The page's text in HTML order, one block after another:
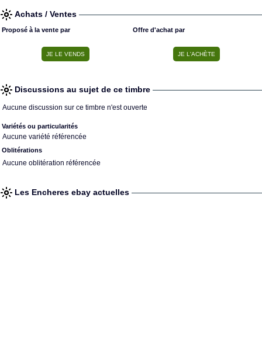
Achats / Ventes
Proposé à la vente par Offre d'achat par
Discussions au sujet de ce timbre
Aucune discussion sur ce timbre n'est ouverte
Variétés ou particularités
Aucune variété référencée
Oblitérations
Aucune oblitération référencée
Les Encheres ebay actuelles